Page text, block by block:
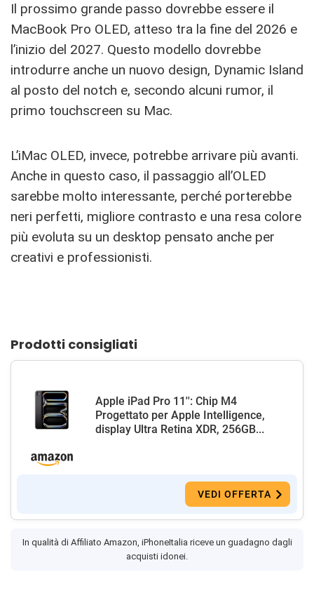
Il prossimo grande passo dovrebbe essere il
MacBook Pro OLED, atteso tra la fine del 2026 e
l’inizio del 2027. Questo modello dovrebbe
introdurre anche un nuovo design, Dynamic Island
al posto del notch e, secondo alcuni rumor, il
primo touchscreen su Mac.
L’iMac OLED, invece, potrebbe arrivare più avanti.
Anche in questo caso, il passaggio all’OLED
sarebbe molto interessante, perché porterebbe
neri perfetti, migliore contrasto e una resa colore
più evoluta su un desktop pensato anche per
creativi e professionisti.
Prodotti consigliati
Apple iPad Pro 11'': Chip M4
Progettato per Apple Intelligence,
display Ultra Retina XDR, 256GB...
VEDI OFFERTA
In qualità di Affiliato Amazon, iPhoneItalia riceve un guadagno dagli
acquisti idonei.